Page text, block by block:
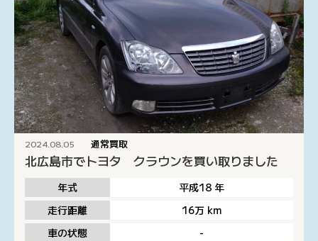
2024.08.05 通常買取
北広島市でトヨタ クラウンを買い取りました
年式 平成18 年
走行距離
16万 km
車の状態
-